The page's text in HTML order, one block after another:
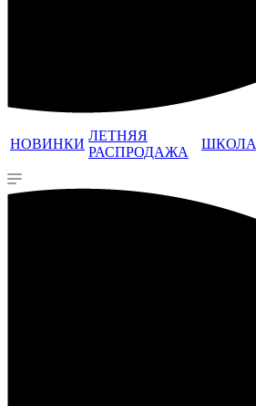
НОВИНКИ
ЛЕТНЯЯ
РАСПРОДАЖА
ШКОЛА